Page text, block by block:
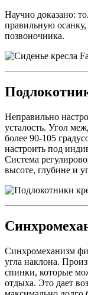
Научно доказано:
правильную осанку,
позвоночника.
Неправильно
усталость. Угол
более 90-105
настроить под
Система
высоте, глубине и
Синхромеханизм
угла наклона.
спинки, которые
отдыха. Это дает